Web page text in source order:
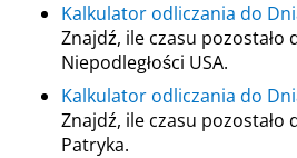
Kalkulator odliczania do
Znajdź, ile czasu pozostało
Niepodległości USA.
Kalkulator odliczania do
Znajdź, ile czasu pozostało
Patryka.